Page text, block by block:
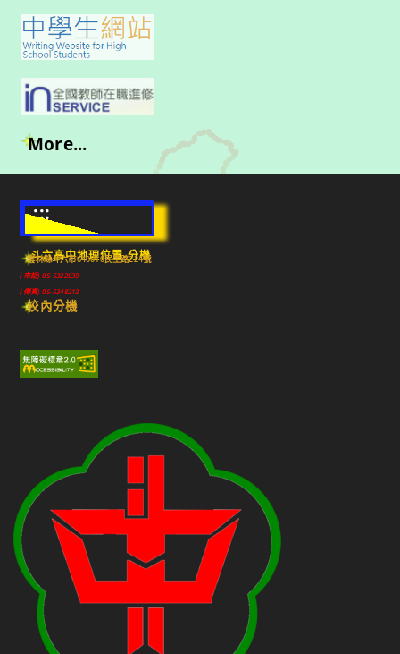
More...
:::
斗六高中地理位置-分機
雲林縣斗六市640010民生路224號
(市話) 05-5322039
(傳真) 05-5348213
校內分機